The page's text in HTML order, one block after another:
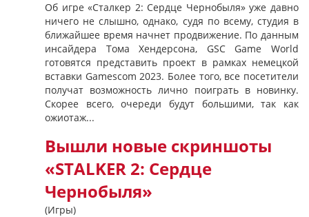
Об игре «Сталкер 2: Сердце Чернобыля» уже давно
ничего не слышно, однако, судя по всему, студия в
ближайшее время начнет продвижение. По данным
инсайдера Тома Хендерсона, GSC Game World
готовятся представить проект в рамках немецкой
вставки Gamescom 2023. Более того, все посетители
получат возможность лично поиграть в новинку.
Скорее всего, очереди будут большими, так как
ожиотаж...
Вышли новые скриншоты
«STALKER 2: Сердце
Чернобыля»
(Игры)